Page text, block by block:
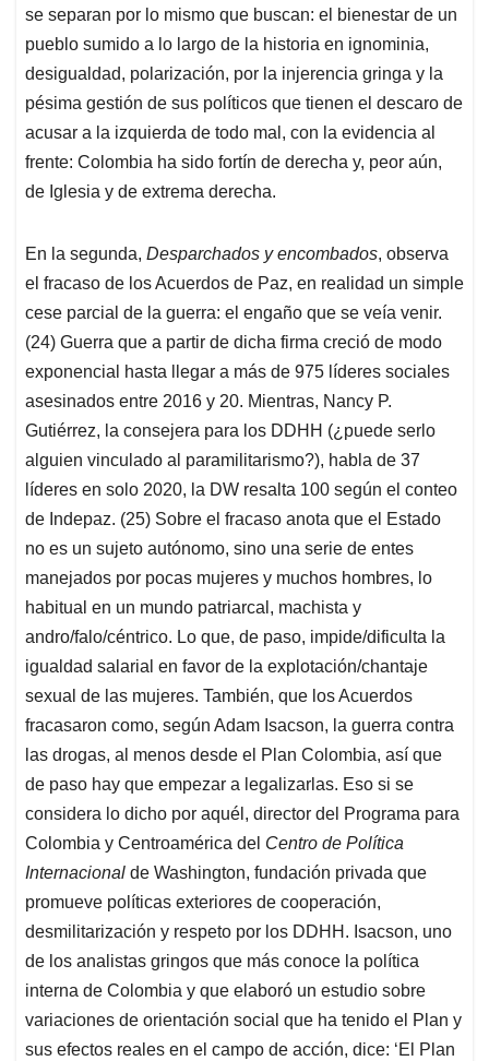
se separan por lo mismo que buscan: el bienestar de un
pueblo sumido a lo largo de la historia en ignominia,
desigualdad, polarización, por la injerencia gringa y la
pésima gestión de sus políticos que tienen el descaro de
acusar a la izquierda de todo mal, con la evidencia al
frente: Colombia ha sido fortín de derecha y, peor aún,
de Iglesia y de extrema derecha.
En la segunda, Desparchados y encombados, observa
el fracaso de los Acuerdos de Paz, en realidad un simple
cese parcial de la guerra: el engaño que se veía venir.
(24) Guerra que a partir de dicha firma creció de modo
exponencial hasta llegar a más de 975 líderes sociales
asesinados entre 2016 y 20. Mientras, Nancy P.
Gutiérrez, la consejera para los DDHH (¿puede serlo
alguien vinculado al paramilitarismo?), habla de 37
líderes en solo 2020, la DW resalta 100 según el conteo
de Indepaz. (25) Sobre el fracaso anota que el Estado
no es un sujeto autónomo, sino una serie de entes
manejados por pocas mujeres y muchos hombres, lo
habitual en un mundo patriarcal, machista y
andro/falo/céntrico. Lo que, de paso, impide/dificulta la
igualdad salarial en favor de la explotación/chantaje
sexual de las mujeres. También, que los Acuerdos
fracasaron como, según Adam Isacson, la guerra contra
las drogas, al menos desde el Plan Colombia, así que
de paso hay que empezar a legalizarlas. Eso si se
considera lo dicho por aquél, director del Programa para
Colombia y Centroamérica del Centro de Política
Internacional de Washington, fundación privada que
promueve políticas exteriores de cooperación,
desmilitarización y respeto por los DDHH. Isacson, uno
de los analistas gringos que más conoce la política
interna de Colombia y que elaboró un estudio sobre
variaciones de orientación social que ha tenido el Plan y
sus efectos reales en el campo de acción, dice: ‘El Plan